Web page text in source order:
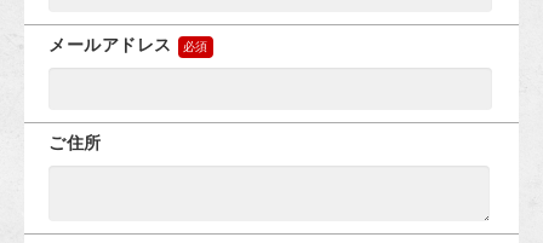
メールアドレス
ご住所